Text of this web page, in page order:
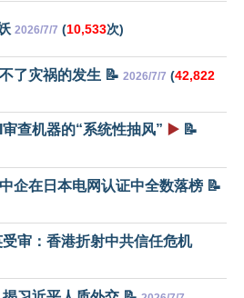
2026/7/7 (10,533次)
了灾祸的发生 📝 2026/7/7 (42,822
查机器的“系统性抽风” ▶️ 📝
企在日本电网认证中全数落榜 📝
受审：香港折射中共信任危机